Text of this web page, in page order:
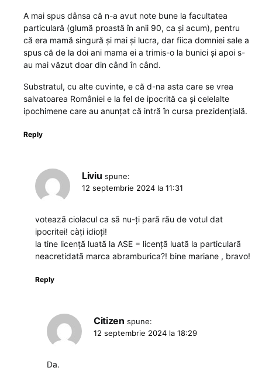
A mai spus dânsa că n-a avut note bune la facultatea
particulară (glumă proastă în anii 90, ca și acum), pentru
că era mamă singură și mai și lucra, dar fiica domniei sale a
spus că de la doi ani mama ei a trimis-o la bunici și apoi s-
au mai văzut doar din când în când.
Substratul, cu alte cuvinte, e că d-na asta care se vrea
salvatoarea României e la fel de ipocrită ca și celelalte
ipochimene care au anunțat că intră în cursa prezidențială.
Reply
Liviu spune:
12 septembrie 2024 la 11:31
voteazã ciolacul ca sã nu-ți parã rãu de votul dat
ipocritei! càți idioți!
la tine licențã luatã la ASE = licențã luatã la particularã
neacretidatã marca abramburica?! bine mariane , bravo!
Reply
Citizen spune:
12 septembrie 2024 la 18:29
Da.